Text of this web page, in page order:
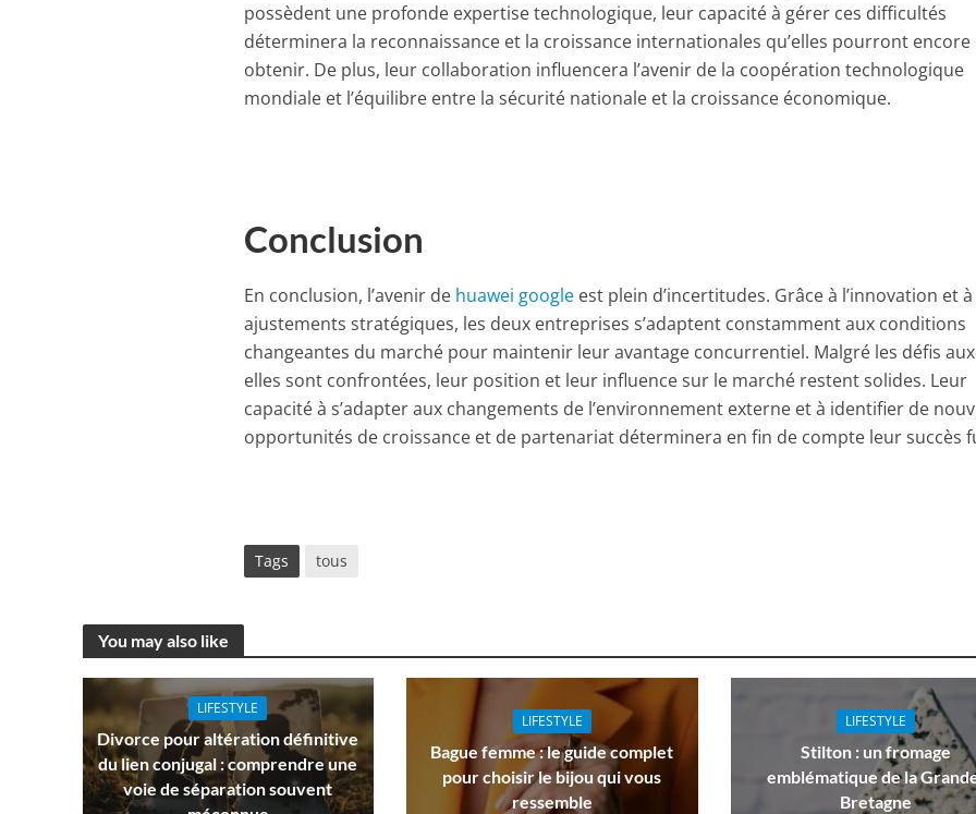
possèdent une profonde expertise technologique, leur capacité à gérer ces difficultés
déterminera la reconnaissance et la croissance internationales qu’elles pourront encore
obtenir. De plus, leur collaboration influencera l’avenir de la coopération technologique
mondiale et l’équilibre entre la sécurité nationale et la croissance économique.
Conclusion
En conclusion, l’avenir de huawei google est plein d’incertitudes. Grâce à l’innovation et
ajustements stratégiques, les deux entreprises s’adaptent constamment aux conditions
changeantes du marché pour maintenir leur avantage concurrentiel. Malgré les défis
elles sont confrontées, leur position et leur influence sur le marché restent solides. Leur
capacité à s’adapter aux changements de l’environnement externe et à identifier de
opportunités de croissance et de partenariat déterminera en fin de compte leur succès
Tags tous
You may also like
LIFESTYLE
Divorce pour altération définitive
du lien conjugal : comprendre une
voie de séparation souvent
LIFESTYLE
Bague femme : le guide complet
pour choisir le bijou qui vous
ressemble
LIFESTYLE
Stilton : un fromage
emblématique de la
Bretagne